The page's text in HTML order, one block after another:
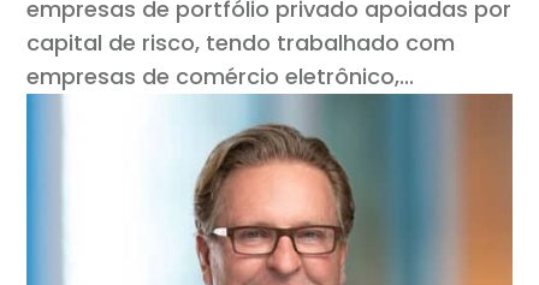
empresas de portfólio privado apoiadas por
capital de risco, tendo trabalhado com
empresas de comércio eletrônico,...